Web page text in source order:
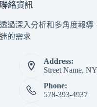
聯絡資訊
透過深入分析和多角度報導
迷的需求
Address:
Street Name,
Phone:
578-393-4937